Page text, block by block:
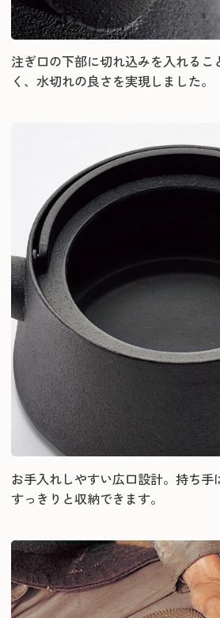
注ぎ口の下部に切れ込みを入れるこ
く、水切れの良さを実現しました。
お手入れしやすい広口設計。持ち手
すっきりと収納できます。